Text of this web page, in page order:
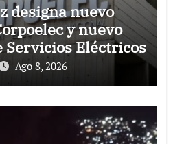
designa nuevo
y nuevo
Eléctricos
Ago 8, 2026